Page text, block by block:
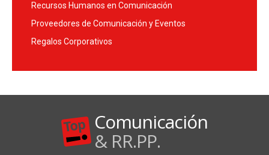
Recursos Humanos en Comunicación
Proveedores de Comunicación y Eventos
Regalos Corporativos
Comunicación
& RR.PP.